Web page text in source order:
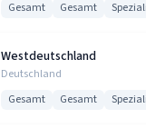
Gesamt Gesamt
Westdeutschland
Deutschland
Gesamt Gesamt